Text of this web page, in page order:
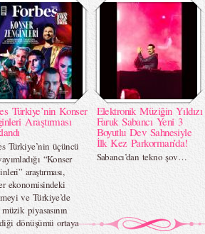
Türkiye’nin Konser
Araştırması
Türkiye’nin üçüncü
“Konser
araştırması,
ekonomisindeki
ve Türkiye’de
müzik piyasasının
dönüşümü ortaya
Elektronik Müziğin Yıldızı
Faruk Sabancı Yeni 3
Boyutlu Dev Sahnesiyle
İlk Kez Parkorman’da!
Sabancı’dan tekno şov…